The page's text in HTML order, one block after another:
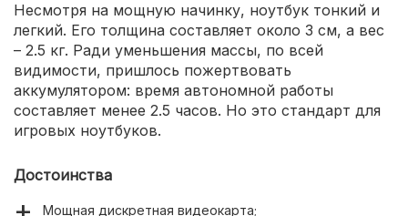
Несмотря на мощную начинку, ноутбук тонкий и
легкий. Его толщина составляет около 3 см, а вес
– 2.5 кг. Ради уменьшения массы, по всей
видимости, пришлось пожертвовать
аккумулятором: время автономной работы
составляет менее 2.5 часов. Но это стандарт для
игровых ноутбуков.
Достоинства
Мощная дискретная видеокарта;